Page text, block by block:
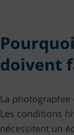
doivent
La
Les conditions
nécessitent un